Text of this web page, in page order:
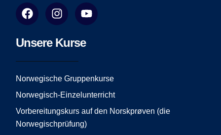
F
a
e
o
o
I
n
t
g
r
m
Y
o
t
e
Unsere Kurse
Norwegische Gruppenkurse
Norwegisch-Einzelunterricht
Vorbereitungskurs auf den Norskprøven (die
Norwegischprüfung)